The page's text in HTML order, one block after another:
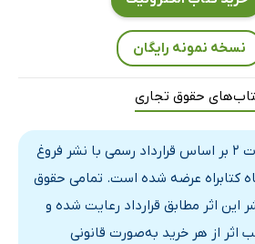
بر اساس اهمیت شخصیت شرکاء
هر شرکت
و ماهیت شرکت با مسئولیت محدود
با مسئولیت محدود
با مسئولیت محدود با شرکت
نسخه نمونه رایگان
حقوق تجاری
کتاب حقوق تجارت 2 بر اساس قرارداد رسمی با نشر فروغ
کتابراه عرضه شده است. تمامی حقوق
این اثر مطابق قرارداد رعایت شده و
اثر از هر خرید به‌صورت قانونی